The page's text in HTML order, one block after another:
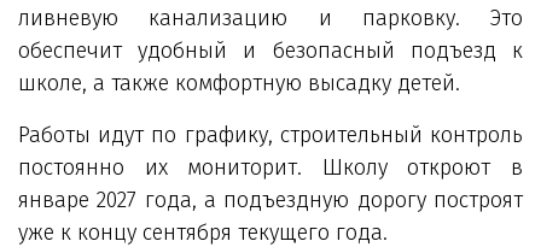
ливневую канализацию и парковку. Это
обеспечит удобный и безопасный подъезд к
школе, а также комфортную высадку детей.
Работы идут по графику, строительный контроль
постоянно их мониторит. Школу откроют в
январе 2027 года, а подъездную дорогу построят
уже к концу сентября текущего года.